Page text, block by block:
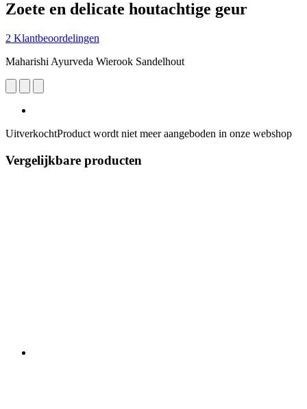
Zoete en delicate houtachtige geur
2 Klantbeoordelingen
Maharishi Ayurveda Wierook Sandelhout
UitverkochtProduct wordt niet meer aangeboden in onze webshop
Vergelijkbare producten